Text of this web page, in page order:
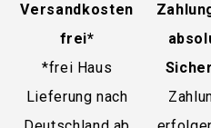
Versandkosten
frei*
*frei Haus
Lieferung nach